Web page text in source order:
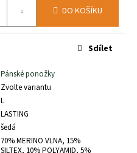
DO KOŠÍKU
Pánské ponožky
Zvolte variantu
L
LASTING
šedá
70% MERINO VLNA, 15%
SILTEX, 10% POLYAMID, 5%
Sdílet